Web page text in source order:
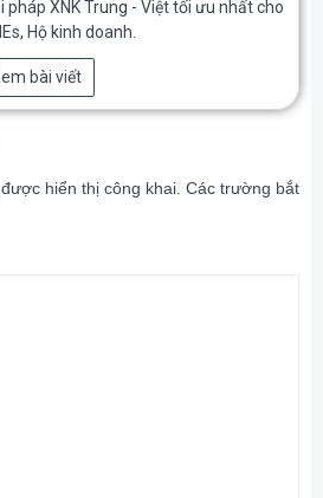
pháp XNK Trung - Việt tối ưu nhất cho
Hộ kinh doanh.
bài viết
hiển thị công khai. Các trường bắt